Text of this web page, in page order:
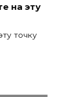
на эту
точку